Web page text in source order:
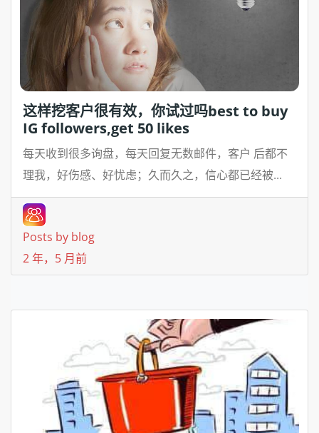
这样挖客户很有效，你试过吗best to buy
IG followers,get 50 likes
每天收到很多询盘，每天回复无数邮件，客户 后都不
理我，好伤感、好忧虑；久而久之，信心都已经被...
Posts by blog
2 年，5 月前